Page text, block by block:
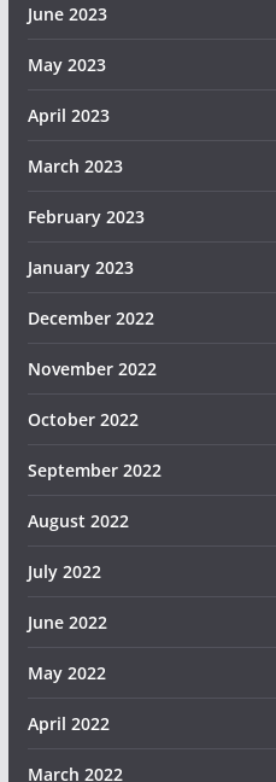
June 2023
May 2023
April 2023
March 2023
February 2023
January 2023
December 2022
November 2022
October 2022
September 2022
August 2022
July 2022
June 2022
May 2022
April 2022
March 2022